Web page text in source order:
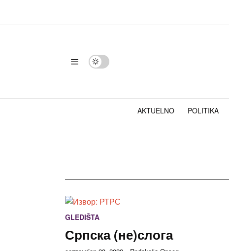
AKTUELNO POLITIKA
GLEDIŠTA
Српска (не)слога